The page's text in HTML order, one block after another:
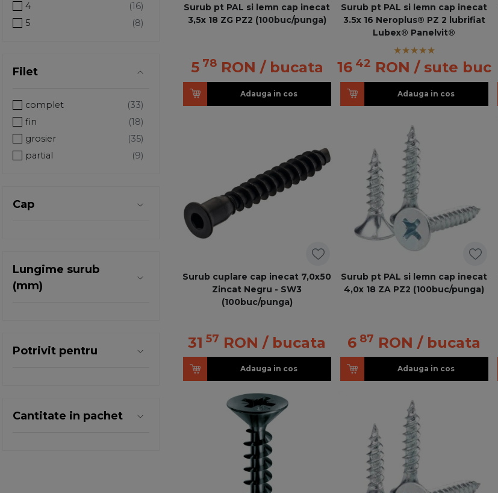
4
5
Filet
complet
fin
grosier
partial
Cap
Lungime surub
(mm)
Potrivit pentru
Cantitate in pachet
Surub pt PAL si lemn cap inecat
3,5x 18 ZG PZ2 (100buc/punga)
5 78 RON / bucata
Adauga in cos
Surub pt PAL si lemn cap inecat
3.5x 16 Neroplus® PZ 2 lubrifiat
Lubex® Panelvit®
16 42 RON / sute buc
Adauga in cos
Surub cuplare cap inecat 7,0x50
Zincat Negru - SW3
(100buc/punga)
31 57 RON / bucata
Adauga in cos
Surub pt PAL si lemn cap inecat
4,0x 18 ZA PZ2 (100buc/punga)
6 87 RON / bucata
Adauga in cos